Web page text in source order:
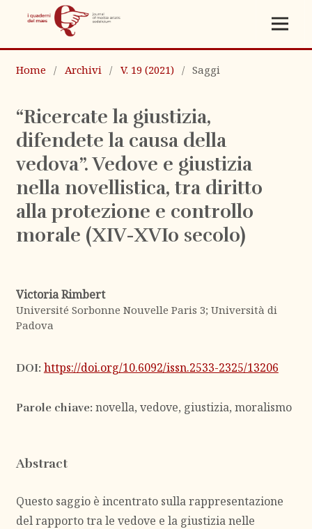
Home / Archivi / V. 19 (2021) / Saggi
“Ricercate la giustizia,
difendete la causa della
vedova”. Vedove e giustizia
nella novellistica, tra diritto
alla protezione e controllo
morale (XIV-XVIo secolo)
Victoria Rimbert
Université Sorbonne Nouvelle Paris 3; Università di
Padova
DOI: https://doi.org/10.6092/issn.2533-2325/13206
Parole chiave: novella, vedove, giustizia, moralismo
Abstract
Questo saggio è incentrato sulla rappresentazione
del rapporto tra le vedove e la giustizia nelle